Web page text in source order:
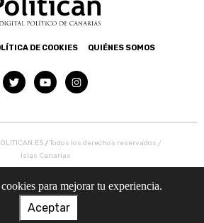
DE COOKIES QUIÉNES SOMOS
/Todos los derechos reservados /
Islas Canarias
para mejorar tu experiencia.
Aceptar